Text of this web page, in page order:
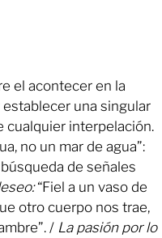
el acontecer en la
una singular
cualquier interpelación.
no un mar de agua”:
de señales
“Fiel a un vaso de
otro cuerpo nos trae,
/ La pasión por lo